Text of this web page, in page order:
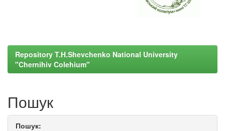
Repository T.H.Shevchenko National University
"Chernihiv Colehium"
Пошук
Пошук: